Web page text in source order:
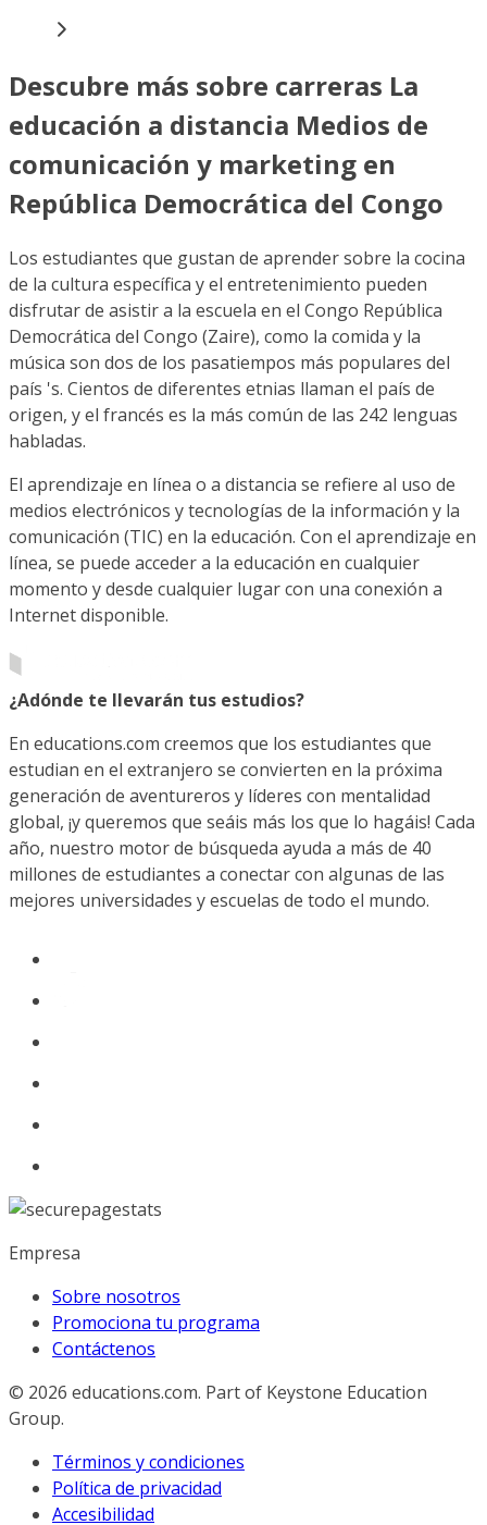
Descubre más sobre carreras La
educación a distancia Medios de
comunicación y marketing en
República Democrática del Congo
Los estudiantes que gustan de aprender sobre la cocina
de la cultura específica y el entretenimiento pueden
disfrutar de asistir a la escuela en el Congo República
Democrática del Congo (Zaire), como la comida y la
música son dos de los pasatiempos más populares del
país 's. Cientos de diferentes etnias llaman el país de
origen, y el francés es la más común de las 242 lenguas
habladas.
El aprendizaje en línea o a distancia se refiere al uso de
medios electrónicos y tecnologías de la información y la
comunicación (TIC) en la educación. Con el aprendizaje en
línea, se puede acceder a la educación en cualquier
momento y desde cualquier lugar con una conexión a
Internet disponible.
¿Adónde te llevarán tus estudios?
En educations.com creemos que los estudiantes que
estudian en el extranjero se convierten en la próxima
generación de aventureros y líderes con mentalidad
global, ¡y queremos que seáis más los que lo hagáis! Cada
año, nuestro motor de búsqueda ayuda a más de 40
millones de estudiantes a conectar con algunas de las
mejores universidades y escuelas de todo el mundo.
Empresa
Sobre nosotros
Promociona tu programa
Contáctenos
© 2026 educations.com. Part of Keystone Education
Group.
Términos y condiciones
Política de privacidad
Accesibilidad